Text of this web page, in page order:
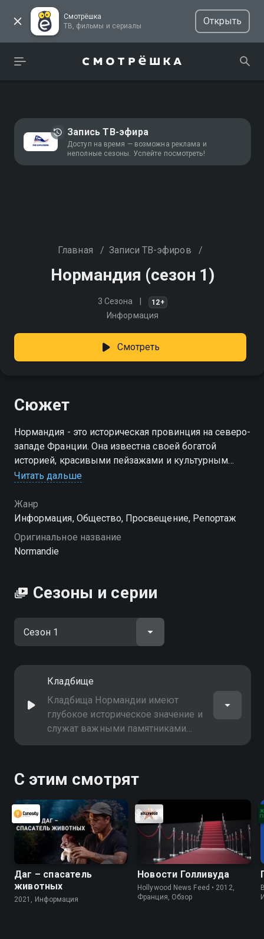
Смотрёшка
ТВ, фильмы и сериалы
Открыть
Запись ТВ-эфира
Доступ на время — возможна реклама и
неполные сезоны. Успейте посмотреть!
Главная / Записи ТВ-эфиров /
Нормандия (сезон 1)
3 Сезона 12+
Информация
Смотреть
Сюжет
Нормандия - это историческая провинция на северо-
западе Франции. Она известна своей богатой
историей, красивыми пейзажами и культурным
наследием
Посмотреть онлайн 1 сезон сериала Нормандия вы
можете совершенно бесплатно в хорошем HD
качестве на Смотрёшке
Читать дальше
Жанр
Информация, Общество, Просвещение, Репортаж
Оригинальное название
Normandie
Сезоны и серии
Кладбище
Кладбища Нормандии имеют
глубокое историческое значение и
служат важными памятниками
уважения к погибшим
С этим смотрят
Даг – спасатель
животных
2021, Информация
Новости Голливуда
Hollywood News Feed • 2012,
Франция, Обзор